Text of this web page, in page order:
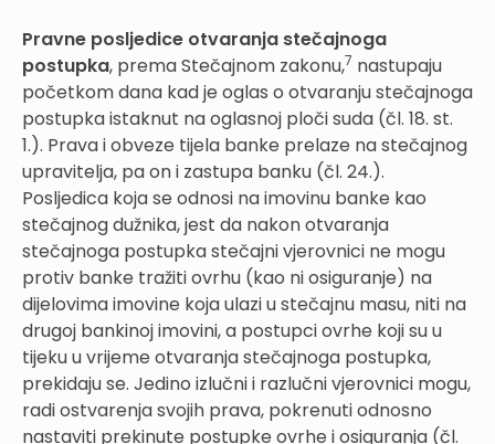
Pravne posljedice otvaranja stečajnoga
postupka, prema Stečajnom zakonu,7 nastupaju
početkom dana kad je oglas o otvaranju stečajnoga
postupka istaknut na oglasnoj ploči suda (čl. 18. st.
1.). Prava i obveze tijela banke prelaze na stečajnog
upravitelja, pa on i zastupa banku (čl. 24.).
Posljedica koja se odnosi na imovinu banke kao
stečajnog dužnika, jest da nakon otvaranja
stečajnoga postupka stečajni vjerovnici ne mogu
protiv banke tražiti ovrhu (kao ni osiguranje) na
dijelovima imovine koja ulazi u stečajnu masu, niti na
drugoj bankinoj imovini, a postupci ovrhe koji su u
tijeku u vrijeme otvaranja stečajnoga postupka,
prekidaju se. Jedino izlučni i razlučni vjerovnici mogu,
radi ostvarenja svojih prava, pokrenuti odnosno
nastaviti prekinute postupke ovrhe i osiguranja (čl.